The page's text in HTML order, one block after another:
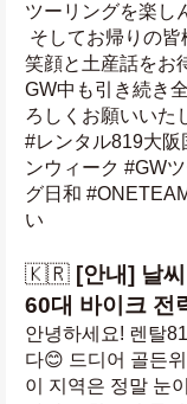
ツーリングを楽し
笑顔と土産話をお
GW中も引き続き
ろしくお願いいた
#レンタル819大
ンウィーク #GW
グ日和
い
🇰🇷 [안내] 날
60대 바이크
안녕하세요! 렌탈
다😊 드디어 골든
이 지역은 정말 눈